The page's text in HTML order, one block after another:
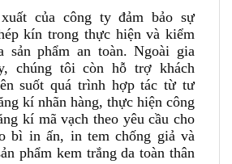
của công ty đảm bảo sự
kín trong thực hiện và kiểm
sản phẩm an toàn. Ngoài gia
chúng tôi còn hỗ trợ khách
suốt quá trình hợp tác từ tư
kí nhãn hàng, thực hiện công
kí mã vạch theo yêu cầu cho
bì in ấn, in tem chống giả và
phẩm kem trắng da toàn thân